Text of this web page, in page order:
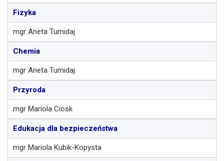
Fizyka
mgr Aneta Tumidaj
Chemia
mgr Aneta Tumidaj
Przyroda
mgr Mariola Ciosk
Edukacja dla bezpieczeństwa
mgr Mariola Kubik-Kopysta